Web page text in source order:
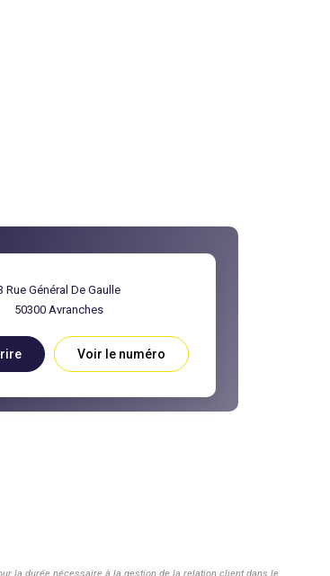
Rue Général De Gaulle
50300 Avranches
Voir le numéro